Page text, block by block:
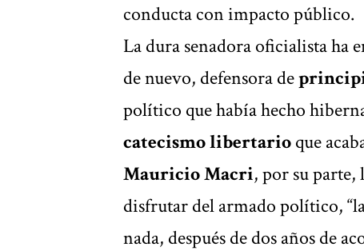
conducta con impacto público.
La dura senadora oficialista ha
de nuevo, defensora de
político que había hecho
catecismo libertarioque
Mauricio Macri, por su parte,
disfrutar del armado político,
nada, después de dos años de